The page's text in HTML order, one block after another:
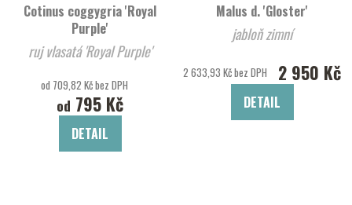
Cotinus coggygria 'Royal
Purple'
ruj vlasatá 'Royal Purple'
od 709,82 Kč bez DPH
od 795 Kč
DETAIL
Malus d. 'Gloster'
jabloň zimní
2 633,93 Kč bez DPH 2 950 Kč
DETAIL